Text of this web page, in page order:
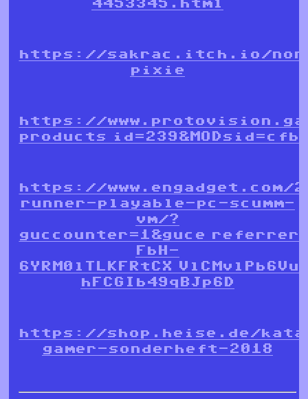
https://sakrac.itch.io/
pixie
https://
https://www.engadget.com/
runner-playable-pc-scumm-
vm/?
FbH-
hFCGIb49qBJp6D
https://shop.heise.de/
gamer-sonderheft-2018